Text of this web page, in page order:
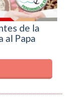
de la
al Papa